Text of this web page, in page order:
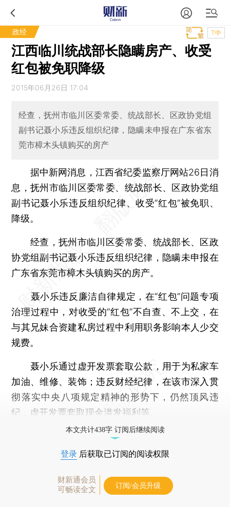
政经 T中
江西临川统战部长隐瞒房产、收受
红包被免职降级
2015年06月26日 17:04
经查，抚州市临川区委常委、统战部长、区政协党组
副书记聂小乐违反组织纪律，隐瞒未申报在广东省东
莞市樟木头镇购买的房产
据中新网消息，江西省纪委监察厅网站26日消
息，抚州市临川区委常委、统战部长、区政协党组
副书记聂小乐违反组织纪律、收受“红包”被免职、
降级。
经查，抚州市临川区委常委、统战部长、区政
协党组副书记聂小乐违反组织纪律，隐瞒未申报在
广东省东莞市樟木头镇购买的房产。
聂小乐违反廉洁自律规定，在“红包”问题专项
治理过程中，对收受的“红包”不自查、不上交，在
与其兄妹合资建私房过程中利用职务影响本人少交
规费。
聂小乐通过虚开发票套取公款，用于为私家车
加油、维修、装饰；违反财经纪律，在该市深入贯
彻落实中央八项规定精神的形势下，仍然顶风违
纪，虚开发票套取现金滥发福利等。
本文共计438字 订阅后继续阅读
登录 后获取已订阅的阅读权限
财新通会员
可畅读全文
订阅/会员升级